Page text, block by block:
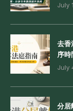
July
去香
序時
July
分居